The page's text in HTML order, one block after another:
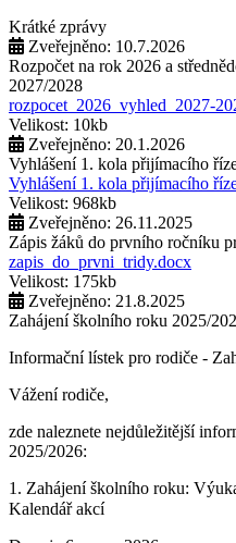
Krátké zprávy
Zveřejněno: 10.7.2026
Rozpočet na rok 2026 a
2027/2028
rozpocet_2026_vyhled_2027-
Velikost: 10kb
Zveřejněno: 20.1.2026
Vyhlášení 1. kola přijímacího
Vyhlášení 1. kola přijímacího
Velikost: 968kb
Zveřejněno: 26.11.2025
Zápis žáků do prvního ročníku
zapis_do_prvni_tridy.docx
Velikost: 175kb
Zveřejněno: 21.8.2025
Zahájení školního roku 2025/
Informační lístek pro rodiče -
Vážení rodiče,
zde naleznete nejdůležitější
2025/2026:
1. Zahájení školního roku:
2025. Tento den končí po 1.
Kalendář akcí